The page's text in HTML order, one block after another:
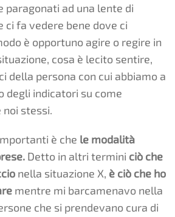
paragonati ad una lente di
ci fa vedere bene dove ci
è opportuno agire o regire in
cosa è lecito sentire,
della persona con cui abbiamo a
degli indicatori su come
stessi.
è che le modalità
Detto in altri termini ciò che
nella situazione X, è ciò che ho
mentre mi barcamenavo nella
che si prendevano cura di